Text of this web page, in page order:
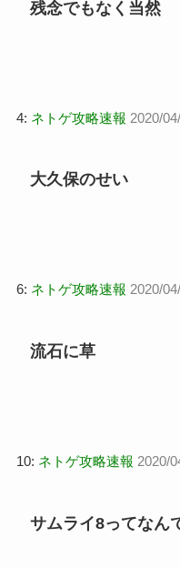
残念でもなく当然
4: ネトゲ攻略速報 2020/
大久保のせい
6: ネトゲ攻略速報 2020/
流石に草
10: ネトゲ攻略速報 2020/
サムライ8ってなん